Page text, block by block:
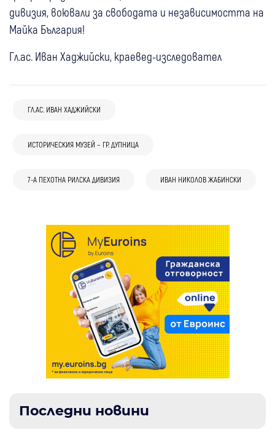
дивизия, воювали за свободата и независимостта на
Майка България!
Гл.ас. Иван Хаджийски, краевед-изследовател
ГЛ.АС. ИВАН ХАДЖИЙСКИ
ИСТОРИЧЕСКИЯ МУЗЕЙ – ГР. ДУПНИЦА
7-А ПЕХОТНА РИЛСКА ДИВИЗИЯ ИВАН НИКОЛОВ ЖАБИНСКИ
24 фев
библиотеки в община Дупница
Последни новини